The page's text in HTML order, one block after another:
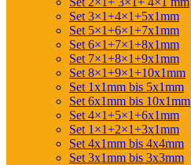
Set 3×1+4×1+5x1mm
Set 5×1+6×1+7x1mm
Set 6×1+7×1+8x1mm
Set 7×1+8×1+9x1mm
Set 8×1+9×1+10x1mm
Set 1x1mm bis 5x1mm
Set 6x1mm bis 10x1mm
Set 4×1+5×1+6x1mm
Set 1×1+2×1+3x1mm
Set 4x1mm bis 4x4mm
Set 3x1mm bis 3x3mm